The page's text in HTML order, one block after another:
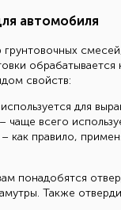
автомобиля
обрабатывается
свойств:
для
чаще всего
как правило,
понадобятся
Также